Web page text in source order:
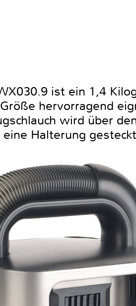
ist ein 1,4
hervorragend
wird über
Halterung